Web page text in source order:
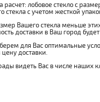
расчет: лобовое стекло с
стекла с учетом жесткой
Вашего стекла меньше
доставки в Ваш город
для Вас оптимальные
доставки.
видеть Вас в числе наших